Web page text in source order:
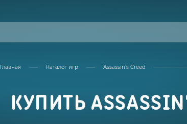
Главная Каталог игр Assassin's Creed
КУПИТЬ